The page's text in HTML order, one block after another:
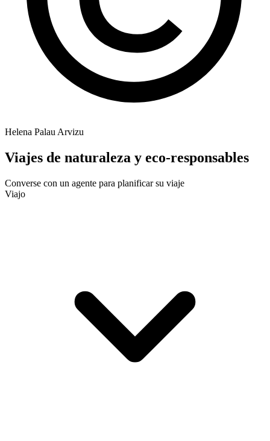
Helena Palau Arvizu
Viajes de naturaleza y eco-responsables
Converse con un agente para planificar su viaje
Viajo